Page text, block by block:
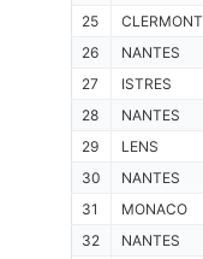
25
CLERMONT
26
NANTES
27
ISTRES
28
NANTES
29
LENS
30
NANTES
31
MONACO
32
NANTES